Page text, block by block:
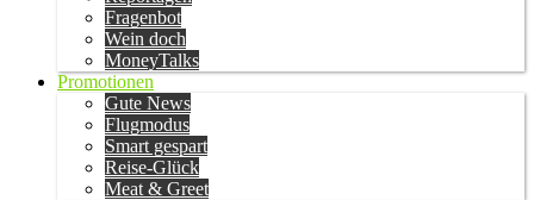
Fragenbot
Wein doch
MoneyTalks
Promotionen
Gute News
Flugmodus
Smart gespart
Reise-Glück
Meat & Greet